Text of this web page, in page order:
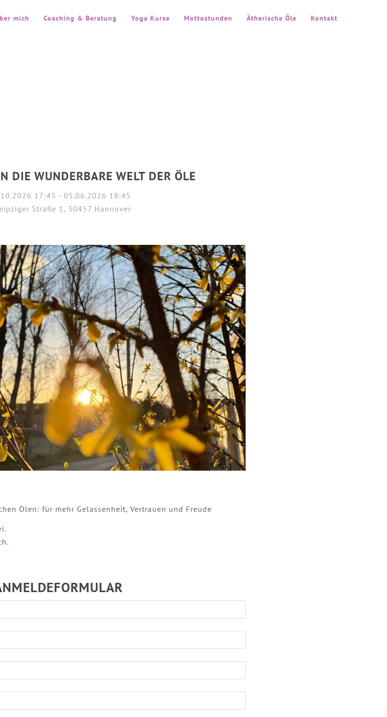
mich Coaching & Beratung Yoga Kurse Mottostunden Ätherische Öle Kontakt
DIE WUNDERBARE WELT DER ÖLE
17:45 - 05.06.2026 18:45
Straße 1, 30457 Hannover
Ölen: für mehr Gelassenheit, Vertrauen und Freude